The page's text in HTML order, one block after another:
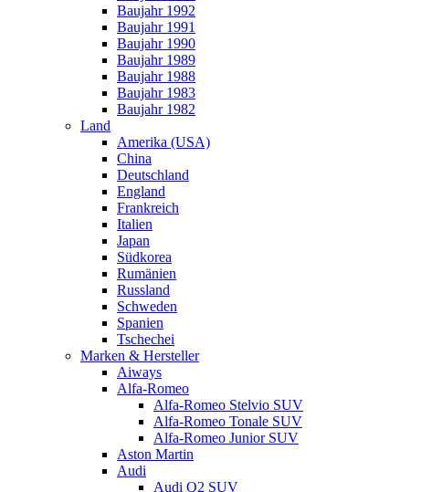
Baujahr 1992
Baujahr 1991
Baujahr 1990
Baujahr 1989
Baujahr 1988
Baujahr 1983
Baujahr 1982
Land
Amerika (USA)
China
Deutschland
England
Frankreich
Italien
Japan
Südkorea
Rumänien
Russland
Schweden
Spanien
Tschechei
Marken & Hersteller
Aiways
Alfa-Romeo
Alfa-Romeo Stelvio SUV
Alfa-Romeo Tonale SUV
Alfa-Romeo Junior SUV
Aston Martin
Audi
Audi Q2 SUV